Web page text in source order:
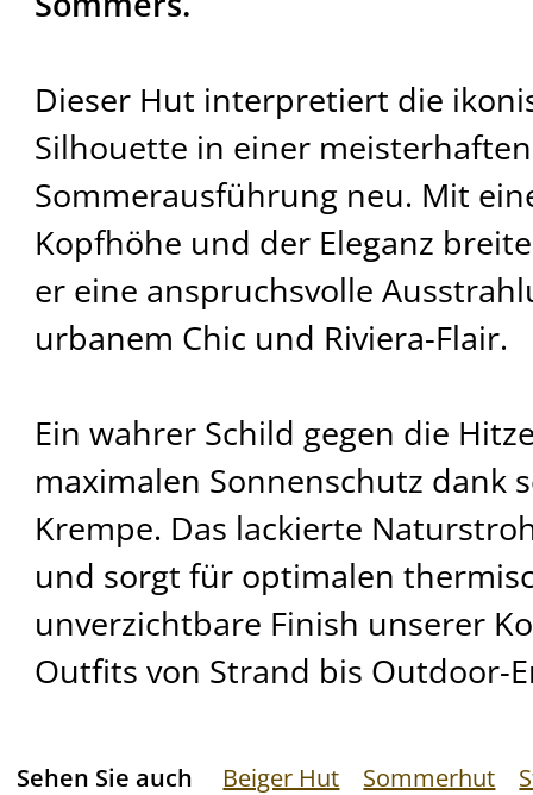
Dieser Hut interpretiert die
Silhouette in einer meisterhaften
Sommerausführung neu. Mit
Kopfhöhe und der Eleganz
er eine anspruchsvolle
urbanem Chic und Riviera-Flair.
Ein wahrer Schild gegen die
maximalen Sonnenschutz dank
Krempe. Das lackierte
und sorgt für optimalen
unverzichtbare Finish unserer
Outfits von Strand bis Outdoor-
Sehen Sie auch Beiger Hut Sommerhut